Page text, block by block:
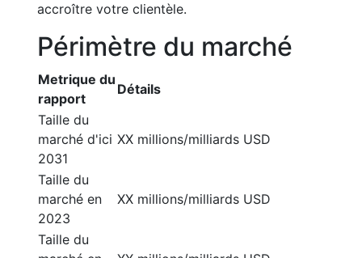
accroître votre clientèle.
Périmètre du marché
Metrique du
rapport
Détails
Taille du
marché d'ici
2031
XX millions/milliards USD
Taille du
marché en
2023
XX millions/milliards USD
Taille du